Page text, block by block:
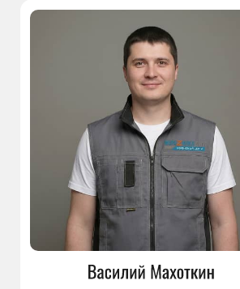
Контакты
Наверх↑
Согласие на обработку персональных данных
© Сервисный центр «Морозилка.com».
Ремонт холодильников на дому в Москве
и Московской области